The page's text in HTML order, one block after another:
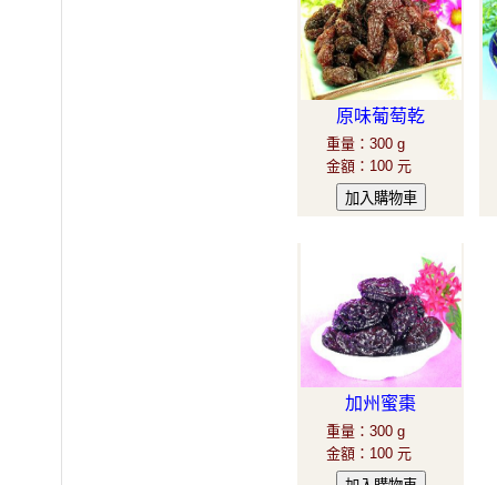
原味葡萄乾
重量： 300 g
金額： 100 元
加州蜜棗
重量： 300 g
金額： 100 元